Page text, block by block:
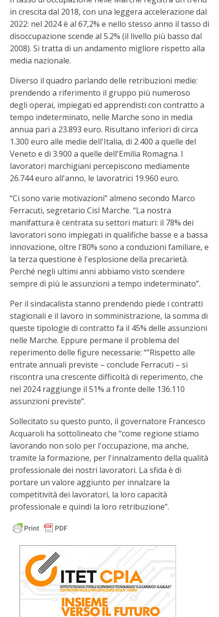
in crescita dal 2018, con una leggera accelerazione dal
2022: nel 2024 è al 67,2% e nello stesso anno il tasso di
disoccupazione scende al 5.2% (il livello più basso dal
2008). Si tratta di un andamento migliore rispetto alla
media nazionale.
Diverso il quadro parlando delle retribuzioni medie:
prendendo a riferimento il gruppo più numeroso
degli operai, impiegati ed apprendisti con contratto a
tempo indeterminato, nelle Marche sono in media
annua pari a 23.893 euro. Risultano inferiori di circa
1.300 euro alle medie dell'Italia, di 2.400 a quelle del
Veneto e di 3.900 a quelle dell'Emilia Romagna. I
lavoratori marchigiani percepiscono mediamente
26.744 euro all'anno, le lavoratrici 19.960 euro.
“Ci sono varie motivazioni” almeno secondo Marco
Ferracuti, segretario Cisl Marche. “La nostra
manifattura è centrata su settori maturi: il 78% dei
lavoratori sono impiegati in qualifiche basse e a bassa
innovazione, oltre l'80% sono a conduzioni familiare, e
la terza questione è l'esplosione della precarietà.
Perché negli ultimi anni abbiamo visto scendere
sempre di più le assunzioni a tempo indeterminato”.
Per il sindacalista stanno prendendo piede i contratti
stagionali e il lavoro in somministrazione, la somma di
queste tipologie di contratto fa il 45% delle assunzioni
nelle Marche. Eppure permane il problema del
reperimento delle figure necessarie: “”Rispetto alle
entrate annuali previste – conclude Ferracuti – si
riscontra una crescente difficoltà di reperimento, che
nel 2024 raggiunge il 51% a fronte delle 136.110
assunzioni previste”.
Sollecitato su questo punto, il governatore Francesco
Acquaroli ha sottolineato che “come regione stiamo
lavorando non solo per l'occupazione, ma anche,
tramite la formazione, per l'innalzamento della qualità
professionale dei nostri lavoratori. La sfida è di
portare un valore aggiunto per innalzare la
competitività dei lavoratori, la loro capacità
professionale e quindi la loro retribuzione”.